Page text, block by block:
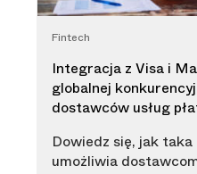
Fintech
Integracja z Visa i
globalnej
dostawców usług
Dowiedz się, jak
umożliwia